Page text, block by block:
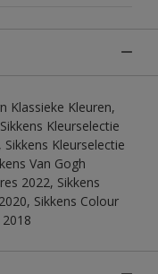
Klassieke Kleuren,
Kleurselectie
Kleurselectie
Van Gogh
2022, Sikkens
Sikkens Colour